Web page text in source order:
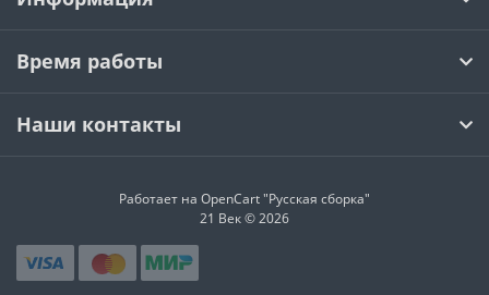
Время работы
Наши контакты
Работает на OpenCart "Русская сборка"
21 Век © 2026